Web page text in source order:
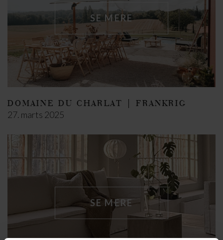
SE MERE
DOMAINE DU CHARLAT | FRANKRIG
27. marts 2025
SE MERE